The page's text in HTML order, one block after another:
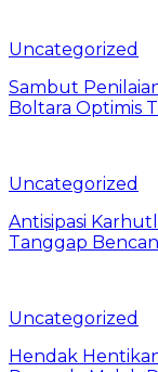
Uncategorized
Sambut
Boltara Optimis
Uncategorized
Antisipasi
Tanggap
Uncategorized
Hendak